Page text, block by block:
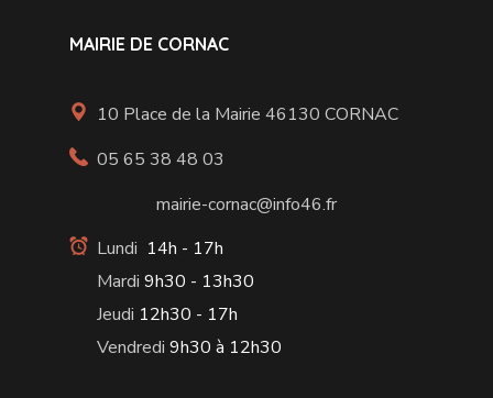
MAIRIE DE CORNAC
10 Place de la Mairie 46130 CORNAC
05 65 38 48 03
mairie-cornac@info46.fr
Lundi 14h - 17h
Mardi9h30 - 13h30
Jeudi 12h30 - 17h
Vendredi 9h30 à 12h30